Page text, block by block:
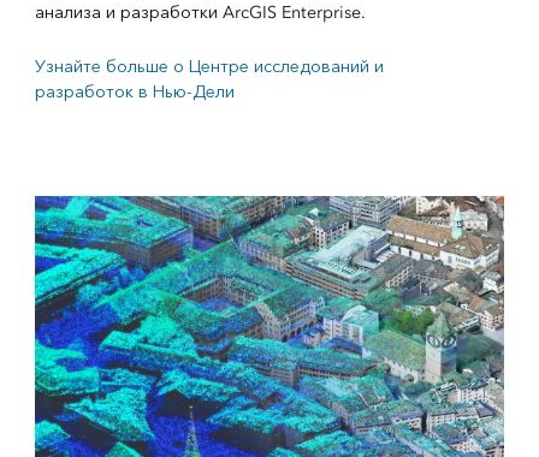
анализа и разработки ArcGIS Enterprise.
Узнайте больше о Центре исследований и
разработок в Нью-Дели